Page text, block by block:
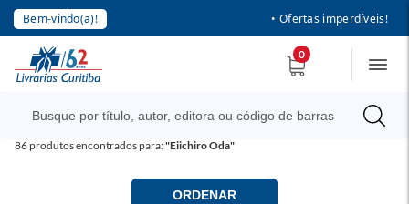
Bem-vindo(a)! • Ofertas imperdíveis!
0
86produtos encontrados para:"Eiichiro Oda"
ORDENAR